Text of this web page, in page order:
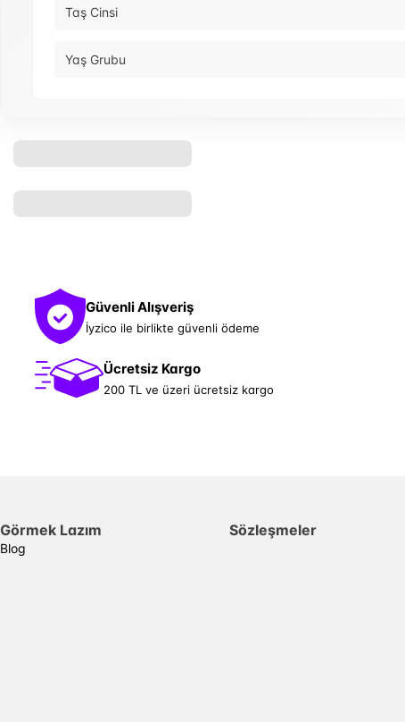
Taş Cinsi
Yaş Grubu
Güvenli Alışveriş
İyzico ile birlikte güvenli ödeme
Ücretsiz Kargo
200 TL ve üzeri ücretsiz kargo
Görmek Lazım
Blog
Sözleşmeler